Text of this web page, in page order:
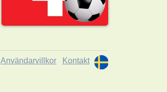
Användarvillkor Kontakt